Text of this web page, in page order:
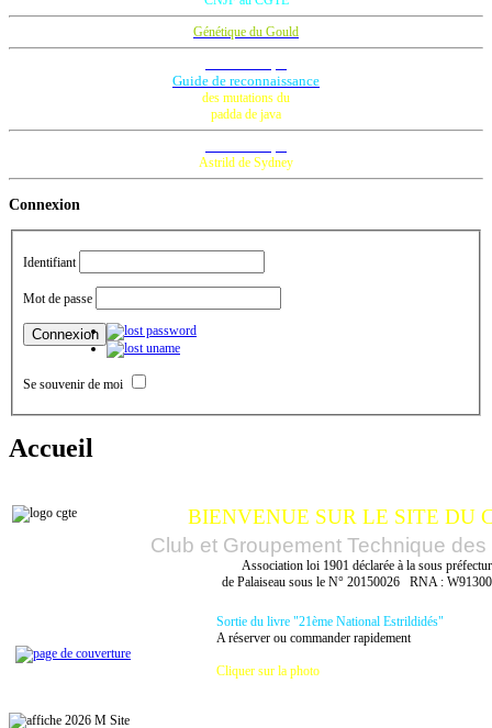
Génétique du Gould
Guide de reconnaissance
des mutations du
padda de java
Astrild de Sydney
Connexion
Identifiant
Mot de passe
Se souvenir de moi
Accueil
BIENVENUE SUR LE SITE DU
Club et Groupement Technique
Association loi 1901 déclarée à la sous
de Palaiseau sous le N° 20150026 RNA :
Sortie du livre "21ème National Estrildidés"
A réserver ou commander rapidement
Cliquer sur la photo